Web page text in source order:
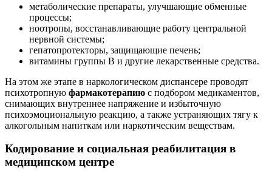
метаболические препараты, улучшающие обменные
процессы;
ноотропы, восстанавливающие работу центральной
нервной системы;
гепатопротекторы, защищающие печень;
витамины группы В и другие лекарственные средства.
На этом же этапе в наркологическом диспансере проводят
психотропную фармакотерапию с подбором медикаментов,
снимающих внутреннее напряжение и избыточную
психоэмоциональную реакцию, а также устраняющих тягу к
алкогольным напиткам или наркотическим веществам.
Кодирование и социальная реабилитация в
медицинском центре